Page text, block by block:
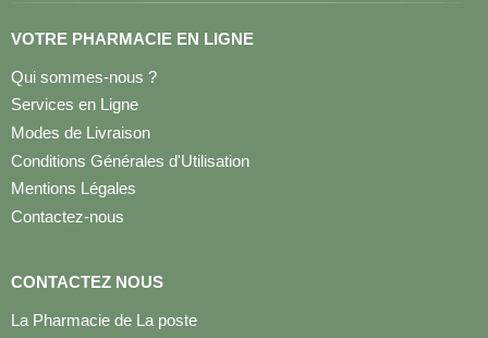
VOTRE PHARMACIE EN LIGNE
Qui sommes-nous ?
Services en Ligne
Modes de Livraison
Conditions Générales d'Utilisation
Mentions Légales
Contactez-nous
CONTACTEZ NOUS
La Pharmacie de La poste